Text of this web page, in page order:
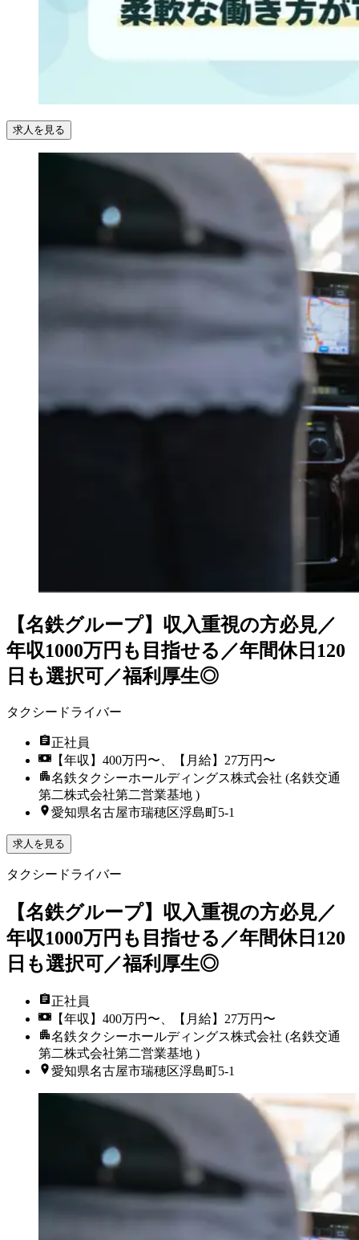
求人を見る
【名鉄グループ】収入重視の方必見／
年収1000万円も目指せる／年間休日120
日も選択可／福利厚生◎
タクシードライバー
正社員
【年収】400万円〜、【月給】27万円〜
名鉄タクシーホールディングス株式会社 (名鉄交通
第二株式会社第二営業基地 )
愛知県名古屋市瑞穂区浮島町5-1
求人を見る
タクシードライバー
【名鉄グループ】収入重視の方必見／
年収1000万円も目指せる／年間休日120
日も選択可／福利厚生◎
正社員
【年収】400万円〜、【月給】27万円〜
名鉄タクシーホールディングス株式会社 (名鉄交通
第二株式会社第二営業基地 )
愛知県名古屋市瑞穂区浮島町5-1